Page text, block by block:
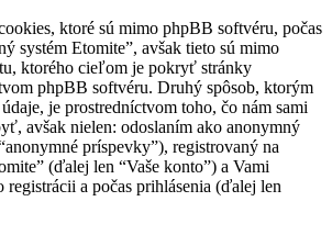
ktoré sú mimo phpBB softvéru, počas
systém Etomite”, avšak tieto sú mimo
ktorého cieľom je pokryť stránky
phpBB softvéru. Druhý spôsob, ktorým
je prostredníctvom toho, čo nám sami
avšak nielen: odoslaním ako anonymný
príspevky”), registrovaný na
(ďalej len “Vaše konto”) a Vami
registrácii a počas prihlásenia (ďalej len